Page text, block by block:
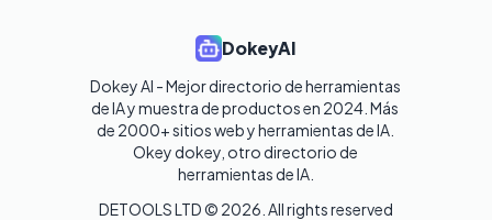
DokeyAI
Dokey AI - Mejor directorio de herramientas
de IA y muestra de productos en 2024. Más
de 2000+ sitios web y herramientas de IA.
Okey dokey, otro directorio de
herramientas de IA.
DETOOLS LTD © 2026 . All rights reserved